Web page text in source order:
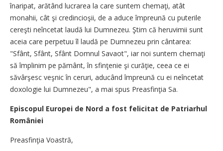
înaripat, arătând lucrarea la care suntem chemaţi, atât
monahii, cât şi credincioşii, de a aduce împreună cu puterile
cereşti neîncetat laudă lui Dumnezeu. Ştim că heruvimii sunt
aceia care perpetuu îl laudă pe Dumnezeu prin cântarea:
"Sfânt, Sfânt, Sfânt Domnul Savaot", iar noi suntem chemaţi
să împlinim pe pământ, în sfinţenie şi curăţie, ceea ce ei
săvârşesc veşnic în ceruri, aducând împreună cu ei neîncetat
doxologie lui Dumnezeu", a mai spus Preasfinţia Sa.
Episcopul Europei de Nord a fost felicitat de Patriarhul
României
Preasfinţia Voastră,